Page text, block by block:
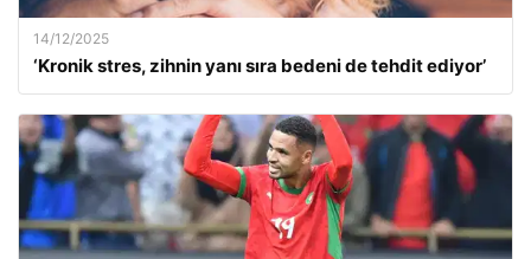
14/12/2025
‘Kronik stres, zihnin yanı sıra bedeni de tehdit ediyor’